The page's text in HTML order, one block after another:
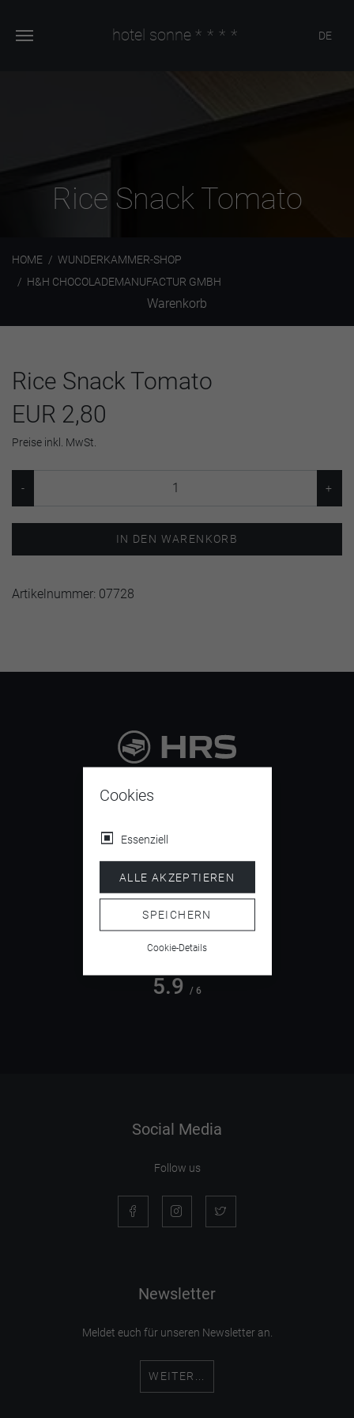
hotel sonne **** DE
Rice Snack Tomato
HOME
WUNDERKAMMER-SHOP
H&H CHOCOLADEMANUFACTUR GMBH
Warenkorb
Rice Snack Tomato
EUR 2,80
Preise inkl. MwSt.
IN DEN WARENKORB
Artikelnummer: 07728
4.5
5.9 / 6
Social Media
Follow us
Newsletter
Meldet euch für unseren Newsletter an.
WEITER...
Cookies
Essenziell
ALLE AKZEPTIEREN
SPEICHERN
Cookie-Details